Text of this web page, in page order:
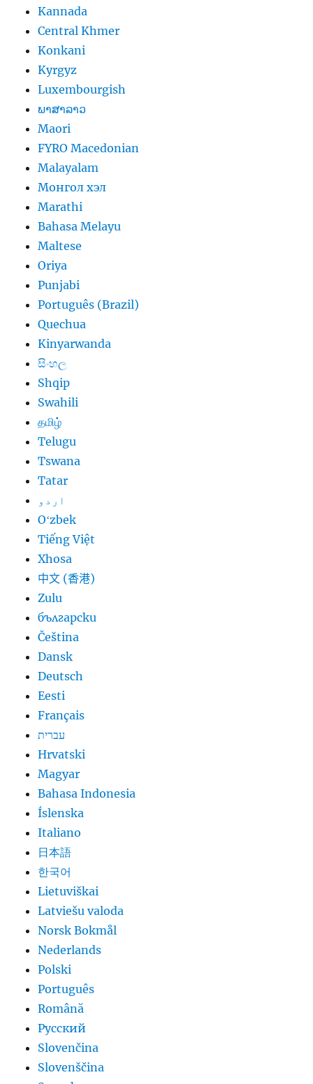
Kannada
Central Khmer
Konkani
Kyrgyz
Luxembourgish
ພາສາລາວ
Maori
FYRO Macedonian
Malayalam
Монгол хэл
Marathi
Bahasa Melayu
Maltese
Oriya
Punjabi
Português (Brazil)
Quechua
Kinyarwanda
සිංහල
Shqip
Swahili
தமிழ்
Telugu
Tswana
Tatar
اردو
Oʻzbek
Tiếng Việt
Xhosa
中文 (香港)
Zulu
български
Čeština
Dansk
Deutsch
Eesti
Français
עברית
Hrvatski
Magyar
Bahasa Indonesia
Íslenska
Italiano
日本語
한국어
Lietuviškai
Latviešu valoda
Norsk Bokmål
Nederlands
Polski
Português
Română
Русский
Slovenčina
Slovenščina